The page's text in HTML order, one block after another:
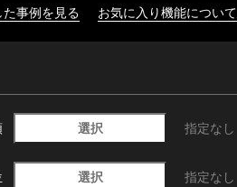
事例を見る お気に入り機能について
選択 指定なし
選択 指定なし